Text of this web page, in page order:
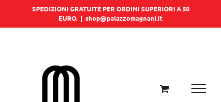
SPEDIZIONI GRATUITE PER ORDINI SUPERIORI A 50
EURO. | shop@palazzomagnani.it